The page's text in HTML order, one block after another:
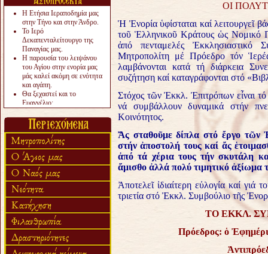
Η Ετήσια Ιεραποδημία μας
στην Τήνο και στην Άνδρο.
Το Ιερό
Δεκαπενταλείτουργο της
Παναγίας μας.
Η παρουσία του λειψάνου
του Αγίου στην ενορία μας
μάς καλεί ακόμη σε ενότητα
και αγάπη.
Θα ξεχαστεί και το
Ευαγγέλιο;
«πολύ αργά».
Ζητείται....
ΟΙ
Ἡ Ἐνορία ὑφίσταται καί
τοῦ Ἑλληνικοῦ Κράτους ὡς Νομικό
ἀπό πενταμελές Ἐκκλησιαστικό
Μητροπολίτη μέ Πρόεδρο τόν
λαμβάνονται κατά τή διάρκεια
συζήτηση καί καταγράφονται στό
Στόχος τῶν Ἐκκλ. Ἐπιτρόπων εἶναι
νά συμβάλλουν δυναμικά στήν
Κοινότητος.
Ἄς σταθοῦμε δίπλα στό ἔργο τῶν
στήνἀποστολή τους καί ἄςἑ
ἀπό τά χέρια τους τήν σκυτάλη
ἄμισθο ἀλλά πολύ τιμητικό ἀξίωμα
Ἀποτελεῖ ἰδιαίτερη εὐλογία καί γιά
τριετία στό Ἐκκλ. Συμβούλιο τῆς
ΤΟ ΕΚΚΛ.
Πρόεδρος: ὁ